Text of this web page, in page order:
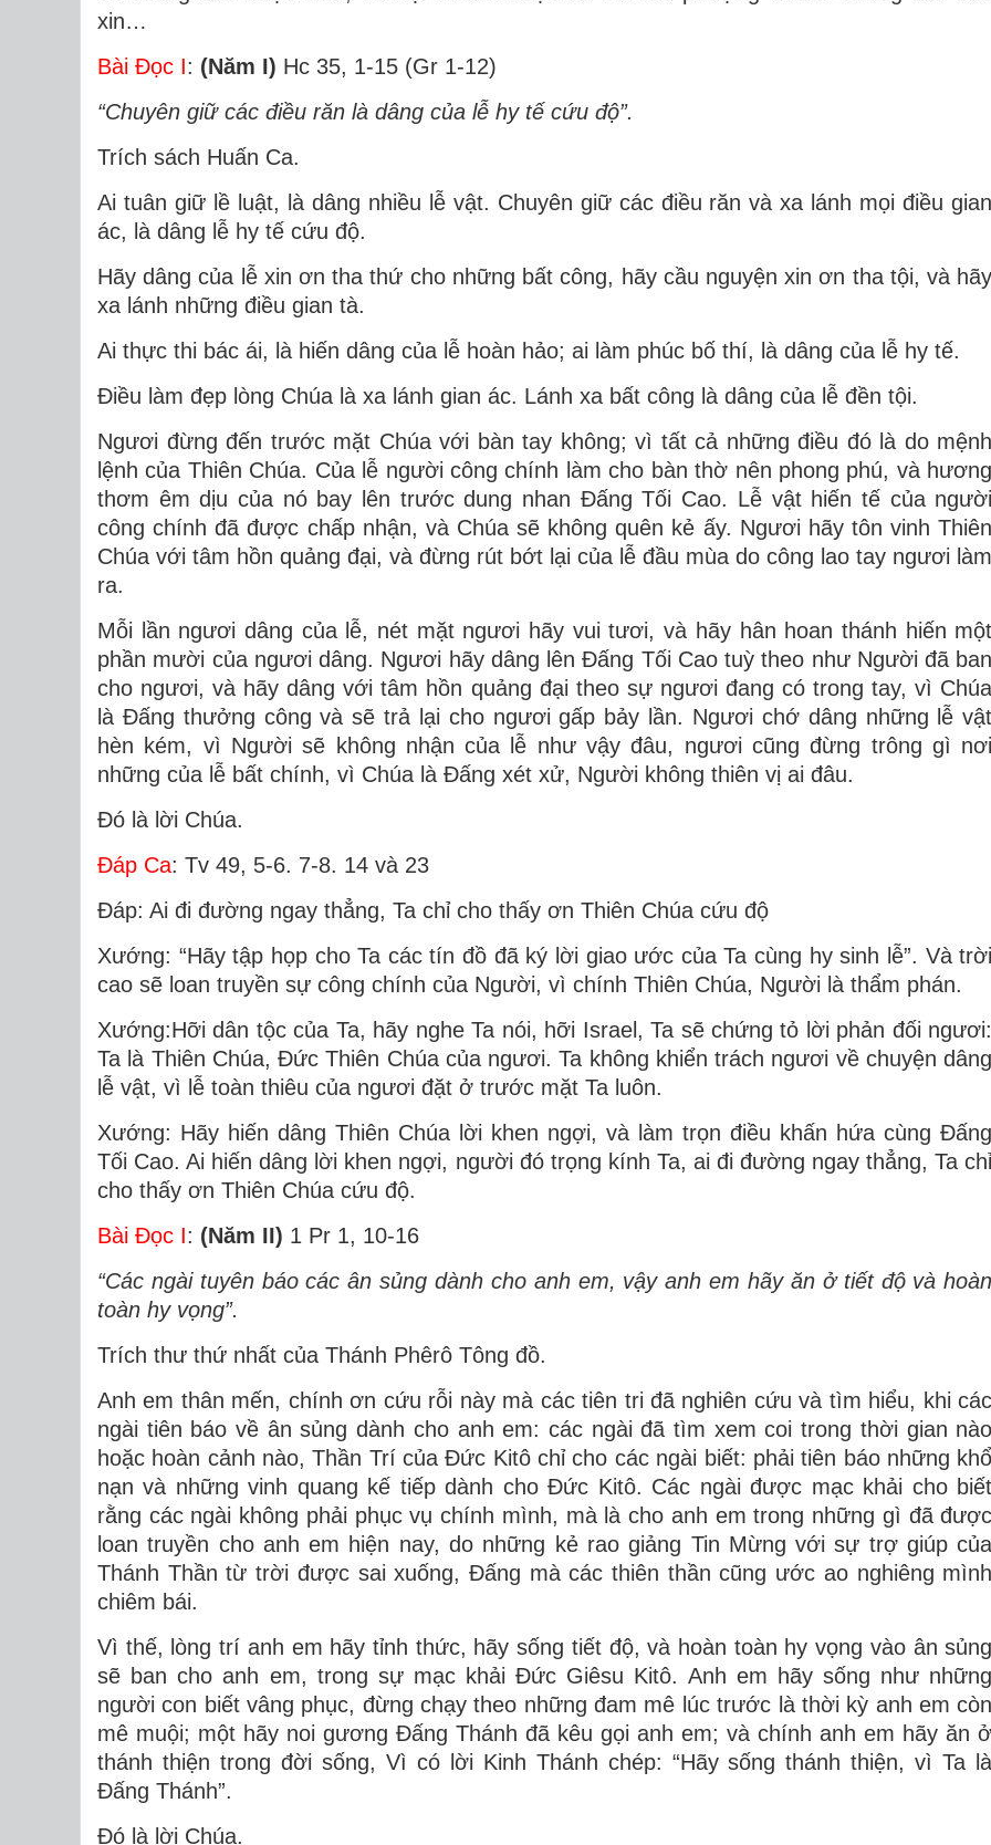
xin…
Bài Ðọc I: (Năm I) Hc 35, 1-15 (Gr 1-12)
“Chuyên giữ các điều răn là dâng của lễ hy tế cứu độ”.
Trích sách Huấn Ca.
Ai tuân giữ lề luật, là dâng nhiều lễ vật. Chuyên giữ các điều răn và xa lánh mọi điều gian
ác, là dâng lễ hy tế cứu độ.
Hãy dâng của lễ xin ơn tha thứ cho những bất công, hãy cầu nguyện xin ơn tha tội, và hãy
xa lánh những điều gian tà.
Ai thực thi bác ái, là hiến dâng của lễ hoàn hảo; ai làm phúc bố thí, là dâng của lễ hy tế.
Ðiều làm đẹp lòng Chúa là xa lánh gian ác. Lánh xa bất công là dâng của lễ đền tội.
Ngươi đừng đến trước mặt Chúa với bàn tay không; vì tất cả những điều đó là do mệnh
lệnh của Thiên Chúa. Của lễ người công chính làm cho bàn thờ nên phong phú, và hương
thơm êm dịu của nó bay lên trước dung nhan Ðấng Tối Cao. Lễ vật hiến tế của người
công chính đã được chấp nhận, và Chúa sẽ không quên kẻ ấy. Ngươi hãy tôn vinh Thiên
Chúa với tâm hồn quảng đại, và đừng rút bớt lại của lễ đầu mùa do công lao tay ngươi làm
ra.
Mỗi lần ngươi dâng của lễ, nét mặt ngươi hãy vui tươi, và hãy hân hoan thánh hiến một
phần mười của ngươi dâng. Ngươi hãy dâng lên Ðấng Tối Cao tuỳ theo như Người đã ban
cho ngươi, và hãy dâng với tâm hồn quảng đại theo sự ngươi đang có trong tay, vì Chúa
là Ðấng thưởng công và sẽ trả lại cho ngươi gấp bảy lần. Ngươi chớ dâng những lễ vật
hèn kém, vì Người sẽ không nhận của lễ như vậy đâu, ngươi cũng đừng trông gì nơi
những của lễ bất chính, vì Chúa là Ðấng xét xử, Người không thiên vị ai đâu.
Ðó là lời Chúa.
Ðáp Ca: Tv 49, 5-6. 7-8. 14 và 23
Ðáp: Ai đi đường ngay thẳng, Ta chỉ cho thấy ơn Thiên Chúa cứu độ
Xướng: “Hãy tập họp cho Ta các tín đồ đã ký lời giao ước của Ta cùng hy sinh lễ”. Và trời
cao sẽ loan truyền sự công chính của Người, vì chính Thiên Chúa, Người là thẩm phán.
Xướng:Hỡi dân tộc của Ta, hãy nghe Ta nói, hỡi Israel, Ta sẽ chứng tỏ lời phản đối ngươi:
Ta là Thiên Chúa, Ðức Thiên Chúa của ngươi. Ta không khiển trách ngươi về chuyện dâng
lễ vật, vì lễ toàn thiêu của ngươi đặt ở trước mặt Ta luôn.
Xướng: Hãy hiến dâng Thiên Chúa lời khen ngợi, và làm trọn điều khấn hứa cùng Ðấng
Tối Cao. Ai hiến dâng lời khen ngợi, người đó trọng kính Ta, ai đi đường ngay thẳng, Ta chỉ
cho thấy ơn Thiên Chúa cứu độ.
Bài Ðọc I: (Năm II) 1 Pr 1, 10-16
“Các ngài tuyên báo các ân sủng dành cho anh em, vậy anh em hãy ăn ở tiết độ và hoàn
toàn hy vọng”.
Trích thư thứ nhất của Thánh Phêrô Tông đồ.
Anh em thân mến, chính ơn cứu rỗi này mà các tiên tri đã nghiên cứu và tìm hiểu, khi các
ngài tiên báo về ân sủng dành cho anh em: các ngài đã tìm xem coi trong thời gian nào
hoặc hoàn cảnh nào, Thần Trí của Ðức Kitô chỉ cho các ngài biết: phải tiên báo những khổ
nạn và những vinh quang kế tiếp dành cho Ðức Kitô. Các ngài được mạc khải cho biết
rằng các ngài không phải phục vụ chính mình, mà là cho anh em trong những gì đã được
loan truyền cho anh em hiện nay, do những kẻ rao giảng Tin Mừng với sự trợ giúp của
Thánh Thần từ trời được sai xuống, Ðấng mà các thiên thần cũng ước ao nghiêng mình
chiêm bái.
Vì thế, lòng trí anh em hãy tỉnh thức, hãy sống tiết độ, và hoàn toàn hy vọng vào ân sủng
sẽ ban cho anh em, trong sự mạc khải Ðức Giêsu Kitô. Anh em hãy sống như những
người con biết vâng phục, đừng chạy theo những đam mê lúc trước là thời kỳ anh em còn
mê muội; một hãy noi gương Ðấng Thánh đã kêu gọi anh em; và chính anh em hãy ăn ở
thánh thiện trong đời sống, Vì có lời Kinh Thánh chép: “Hãy sống thánh thiện, vì Ta là
Ðấng Thánh”.
Ðó là lời Chúa.